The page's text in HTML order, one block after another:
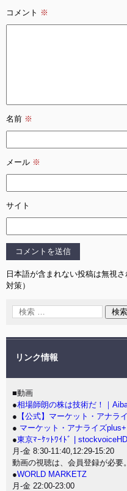
コメント ※
名前 ※
メール ※
サイト
日本語が含まれない投稿は無視
対策）
リンク情報
■動画
●相場師朗の株は技術だ！｜
● 【公式】マーケット・アナラ
● マーケット・アナライズ
●東京ﾏｰｹｯﾄﾜｲﾄﾞ | stockvoiceHD
月-金 8:30-11:40,12:29-15:20
動画の視聴は、会員登録が必要。
●WORLD MARKETZ
月-金 22:00-23:00